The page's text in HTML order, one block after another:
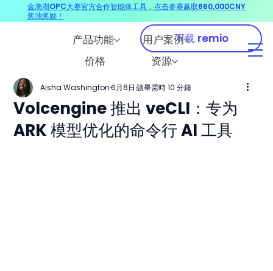
产品功能
用户案例
价格
资源
下载 remio
Volcengine 推出 veCLI：专为
ARK 模型优化的命令行 AI 工具
Aisha Washington 6月6日 讀畢需時 10 分鐘
金漪湖OPC大赛官方合作智能体工具，点击参赛赢取660,000CNY
奖池奖励！